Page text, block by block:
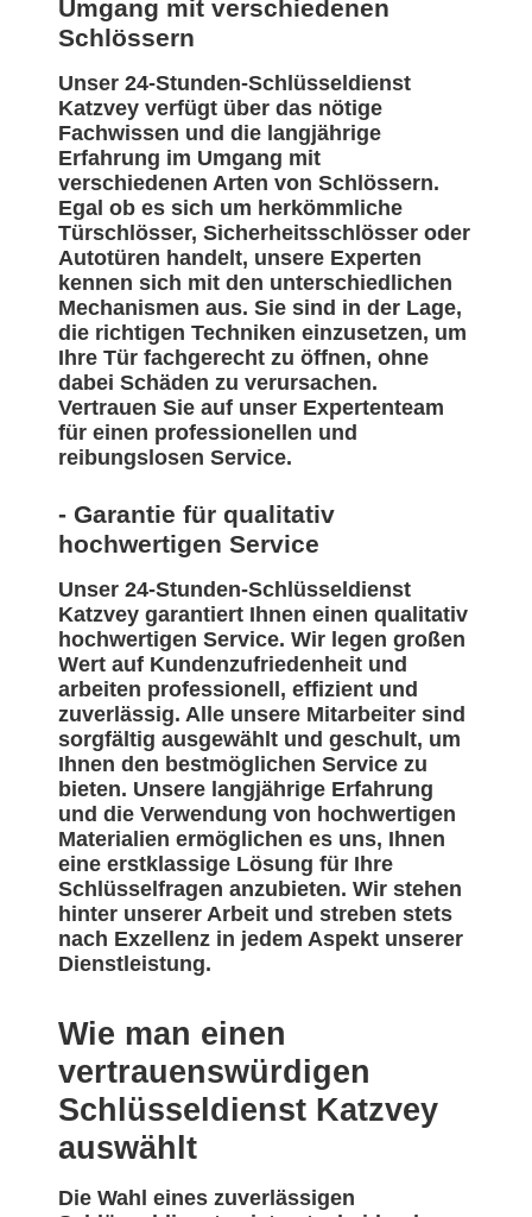
Umgang mit verschiedenen
Schlössern
Unser 24-Stunden-Schlüsseldienst
Katzvey verfügt über das nötige
Fachwissen und die langjährige
Erfahrung im Umgang mit
verschiedenen Arten von Schlössern.
Egal ob es sich um herkömmliche
Türschlösser, Sicherheitsschlösser oder
Autotüren handelt, unsere Experten
kennen sich mit den unterschiedlichen
Mechanismen aus. Sie sind in der Lage,
die richtigen Techniken einzusetzen, um
Ihre Tür fachgerecht zu öffnen, ohne
dabei Schäden zu verursachen.
Vertrauen Sie auf unser Expertenteam
für einen professionellen und
reibungslosen Service.
- Garantie für qualitativ
hochwertigen Service
Unser 24-Stunden-Schlüsseldienst
Katzvey garantiert Ihnen einen qualitativ
hochwertigen Service. Wir legen großen
Wert auf Kundenzufriedenheit und
arbeiten professionell, effizient und
zuverlässig. Alle unsere Mitarbeiter sind
sorgfältig ausgewählt und geschult, um
Ihnen den bestmöglichen Service zu
bieten. Unsere langjährige Erfahrung
und die Verwendung von hochwertigen
Materialien ermöglichen es uns, Ihnen
eine erstklassige Lösung für Ihre
Schlüsselfragen anzubieten. Wir stehen
hinter unserer Arbeit und streben stets
nach Exzellenz in jedem Aspekt unserer
Dienstleistung.
Wie man einen
vertrauenswürdigen
Schlüsseldienst Katzvey
auswählt
Die Wahl eines zuverlässigen